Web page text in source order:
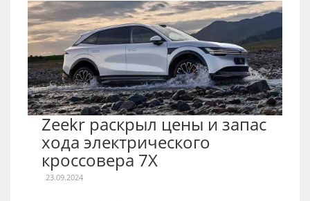
Zeekr раскрыл цены и запас
хода электрического
кроссовера 7X
23.09.2024